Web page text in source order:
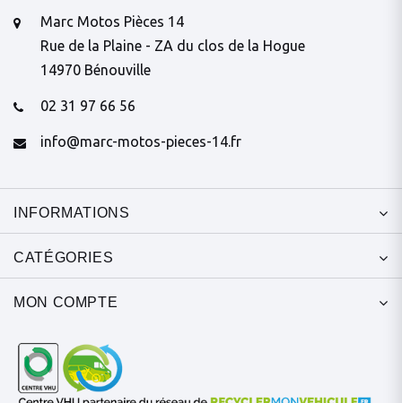
Marc Motos Pièces 14
Rue de la Plaine - ZA du clos de la Hogue
14970 Bénouville
02 31 97 66 56
info@marc-motos-pieces-14.fr
INFORMATIONS
CATÉGORIES
MON COMPTE